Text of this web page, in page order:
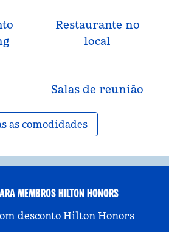
Restaurante no
local
Salas de reunião
as comodidades
MEMBROS HILTON HONORS
desconto Hilton Honors